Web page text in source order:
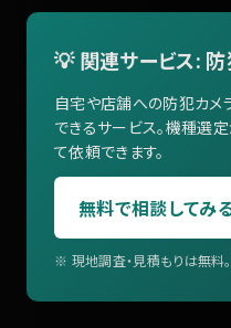
💡 関連サービス:
自宅や店舗への防犯カメ
できるサービス。機種選
て依頼できます。
無料で相談してみ
※ 現地調査・見積もりは無料